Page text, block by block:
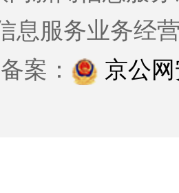
息服务业务经
备案：
京公网